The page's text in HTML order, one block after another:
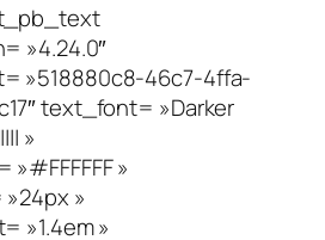
»4.24.0″
»518880c8-46c7-4ffa-
text_font= »Darker
»
»
»
»1.4em »